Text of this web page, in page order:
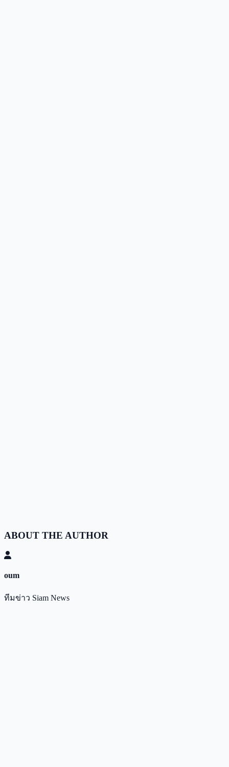
ABOUT THE AUTHOR
oum
ทีมข่าว Siam News